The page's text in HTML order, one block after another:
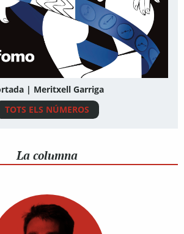
| Meritxell Garriga
TOTS ELS NÚMEROS
La columna